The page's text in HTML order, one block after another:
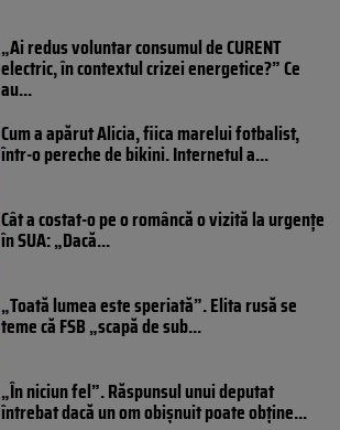
„Ai redus voluntar consumul de CURENT
electric, în contextul crizei energetice?” Ce
au...
Cum a apărut Alicia, fiica marelui fotbalist,
într-o pereche de bikini. Internetul a...
Cât a costat-o pe o româncă o vizită la urgențe
în SUA: „Dacă...
„Toată lumea este speriată”. Elita rusă se
teme că FSB „scapă de sub...
„În niciun fel”. Răspunsul unui deputat
întrebat dacă un om obișnuit poate obține...